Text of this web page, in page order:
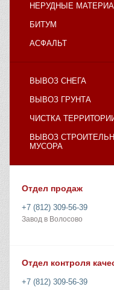
НЕРУДНЫЕ
БИТУМ
АСФАЛЬТ
ВЫВОЗ СНЕГА
ВЫВОЗ ГРУНТА
ЧИСТКА
ВЫВОЗ
МУСОРА
Отдел продаж
+7 (812) 309-56-39
Завод в Волосово
Отдел контроля
+7 (812) 309-56-39